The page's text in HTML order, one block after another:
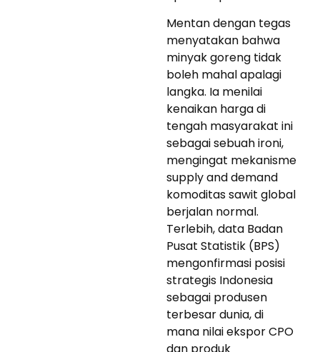
Mentan dengan tegas
menyatakan bahwa
minyak goreng tidak
boleh mahal apalagi
langka. Ia menilai
kenaikan harga di
tengah masyarakat ini
sebagai sebuah ironi,
mengingat mekanisme
supply and demand
komoditas sawit global
berjalan normal.
Terlebih, data Badan
Pusat Statistik (BPS)
mengonfirmasi posisi
strategis Indonesia
sebagai produsen
terbesar dunia, di
mana nilai ekspor CPO
dan produk